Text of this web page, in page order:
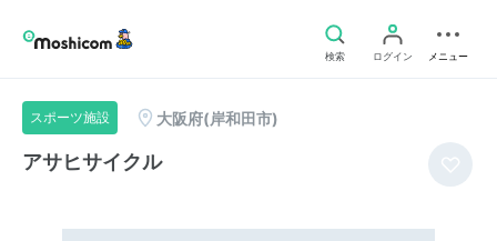
検索 ログイン メニュー
スポーツ施設 大阪府(岸和田市)
アサヒサイクル